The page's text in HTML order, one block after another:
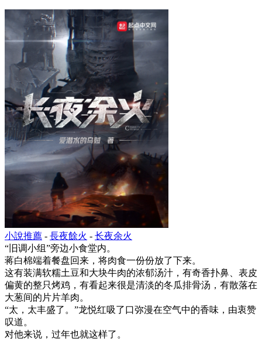
小說推薦 - 長夜餘火 - 长夜余火
“旧调小组”旁边小食堂内。
蒋白棉端着餐盘回来，将肉食一份份放了下来。
这有装满软糯土豆和大块牛肉的浓郁汤汁，有奇香扑鼻、表皮
偏黄的整只烤鸡，有看起来很是清淡的冬瓜排骨汤，有散落在
大葱间的片片羊肉。
“太，太丰盛了。”龙悦红吸了口弥漫在空气中的香味，由衷赞
叹道。
对他来说，过年也就这样了。